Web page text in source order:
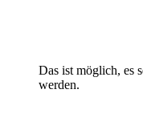
Das ist möglich, es
werden.